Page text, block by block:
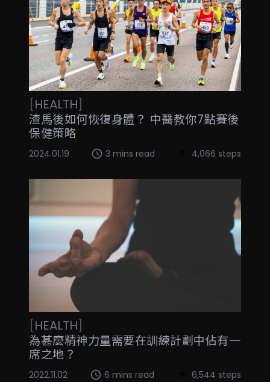
[HEALTH]
渣馬後如何恢復身體？ 中醫教你7點賽後
保健策略
2024.01.19 3 mins read 4,066 steps
[HEALTH]
為甚麼精神力量需要在訓練計劃中佔有一
席之地？
2022.11.02 6 mins read 6,544 steps